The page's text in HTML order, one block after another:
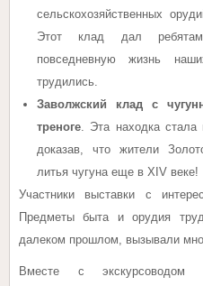
сельскохозяйственных
Этот клад дал
повседневную жизнь
трудились.
Заволжский клад с
треноге. Эта находка стала
доказав, что жители
литья чугуна еще в XIV веке!
Участники выставки с
Предметы быта и орудия
далеком прошлом, вызывали
Вместе с экскурсоводом